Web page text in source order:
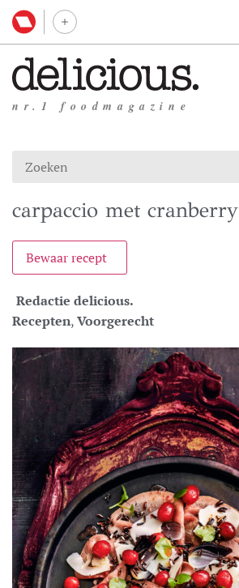
nr.1 foodmagazine
carpaccio met cranberry
Bewaar recept
Redactie delicious.
Recepten,Voorgerecht